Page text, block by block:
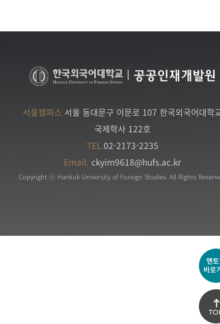
공공인재개발원
서울캠퍼스 서울 동대문구 이문로 107 한국외국어대학
국제학사 122호
TEL.02-2173-2235
Email. ckyim9618@hufs.ac.kr
Copyright ⓒ Hankuk University of Foreign Studies. All Rights
멘
바로